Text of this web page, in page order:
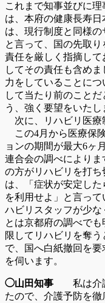
これまで知事並びに
は、本府の健康長寿
は、現行制度と同様の
と言って、国の先取
責任を厳しく指摘し
してその責任も含め
力をしていることに
して当たり前のこと
う、強く要望をいたし
次に、リハビリ医療
この4月から医療保
ョンの期間が最大6ヶ
連合会の調べによりま
の方がリハビリを打
は、「症状が安定し
を利用せよ」と言っ
ハビリスタッフが少な
とは京都府の調べで
限してリハビリを奪
で、国へ白紙撤回を
を伺います。
◯山田知事 私は介護
たので、介護予防を